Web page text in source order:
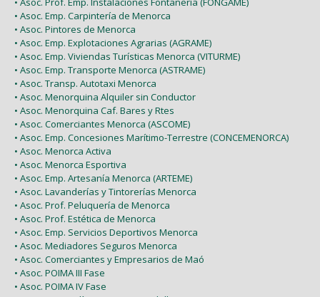
• Asoc. Emp. Carpintería de Menorca
• Asoc. Pintores de Menorca
• Asoc. Emp. Explotaciones Agrarias (AGRAME)
• Asoc. Emp. Viviendas Turísticas Menorca (VITURME)
• Asoc. Emp. Transporte Menorca (ASTRAME)
• Asoc. Transp. Autotaxi Menorca
• Asoc. Menorquina Alquiler sin Conductor
• Asoc. Menorquina Caf. Bares y Rtes
• Asoc. Comerciantes Menorca (ASCOME)
• Asoc. Emp. Concesiones Marítimo-Terrestre (CONCEMENORCA)
• Asoc. Menorca Activa
• Asoc. Menorca Esportiva
• Asoc. Emp. Artesanía Menorca (ARTEME)
• Asoc. Lavanderías y Tintorerías Menorca
• Asoc. Prof. Peluquería de Menorca
• Asoc. Prof. Estética de Menorca
• Asoc. Emp. Servicios Deportivos Menorca
• Asoc. Mediadores Seguros Menorca
• Asoc. Comerciantes y Empresarios de Maó
• Asoc. POIMA III Fase
• Asoc. POIMA IV Fase